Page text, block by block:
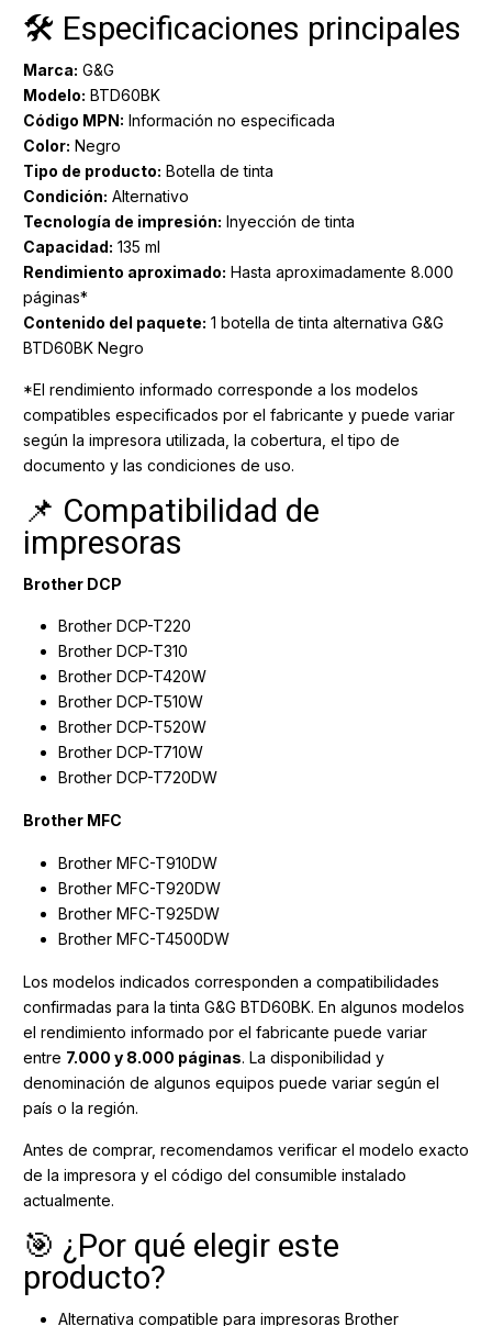
🛠️ Especificaciones principales
Marca: G&G
Modelo: BTD60BK
Código MPN: Información no especificada
Color: Negro
Tipo de producto: Botella de tinta
Condición: Alternativo
Tecnología de impresión: Inyección de tinta
Capacidad: 135 ml
Rendimiento aproximado: Hasta aproximadamente 8.000
páginas*
Contenido del paquete: 1 botella de tinta alternativa G&G
BTD60BK Negro
*El rendimiento informado corresponde a los modelos
compatibles especificados por el fabricante y puede variar
según la impresora utilizada, la cobertura, el tipo de
documento y las condiciones de uso.
📌 Compatibilidad de
impresoras
Brother DCP
Brother DCP-T220
Brother DCP-T310
Brother DCP-T420W
Brother DCP-T510W
Brother DCP-T520W
Brother DCP-T710W
Brother DCP-T720DW
Brother MFC
Brother MFC-T910DW
Brother MFC-T920DW
Brother MFC-T925DW
Brother MFC-T4500DW
Los modelos indicados corresponden a compatibilidades
confirmadas para la tinta G&G BTD60BK. En algunos modelos
el rendimiento informado por el fabricante puede variar
entre 7.000 y 8.000 páginas. La disponibilidad y
denominación de algunos equipos puede variar según el
país o la región.
Antes de comprar, recomendamos verificar el modelo exacto
de la impresora y el código del consumible instalado
actualmente.
🎯 ¿Por qué elegir este
producto?
Alternativa compatible para impresoras Brother